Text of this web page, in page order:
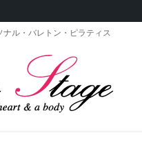
ル・バレトン・ピラティス